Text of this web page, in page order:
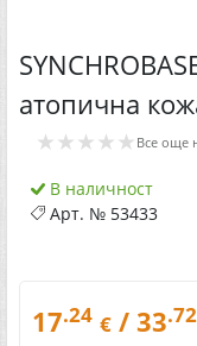
атопична
★★★★★ Все още
В наличност
Арт. № 53433
17.24 € / 33.72